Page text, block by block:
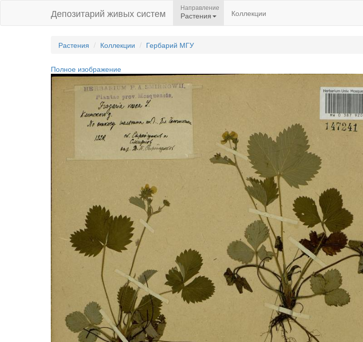
Депозитарий живых систем Направление
Растения Коллекции
Растения Коллекции Гербарий МГУ
Полное изображение